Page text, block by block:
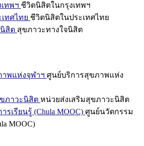
ทพฯ ชีวิตนิสิตในกรุงเทพฯ
ทศไทย ชีวิตนิสิตในประเทศไทย
สิต สุขภาวะทางใจนิสิต
พแห่งจุฬาฯ ศูนย์บริการสุขภาพแห่ง
ภาวะนิสิต หน่วยส่งเสริมสุขภาวะนิสิต
เรียนรู้ (Chula MOOC) ศูนย์นวัตกรรม
MOOC)